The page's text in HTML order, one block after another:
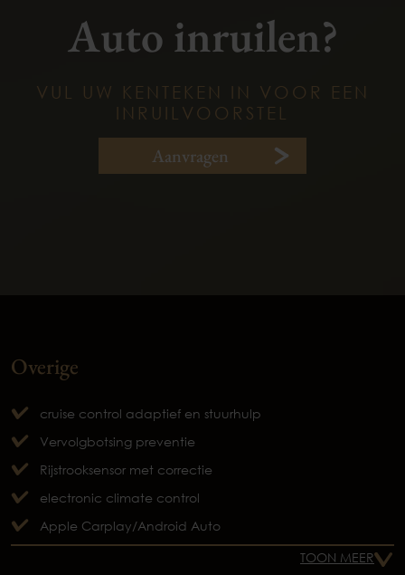
Auto inruilen?
VUL UW KENTEKEN IN VOOR EEN
INRUILVOORSTEL
Aanvragen
Overige
cruise control adaptief en stuurhulp
Vervolgbotsing preventie
Rijstrooksensor met correctie
electronic climate control
Apple Carplay/Android Auto
TOON MEER